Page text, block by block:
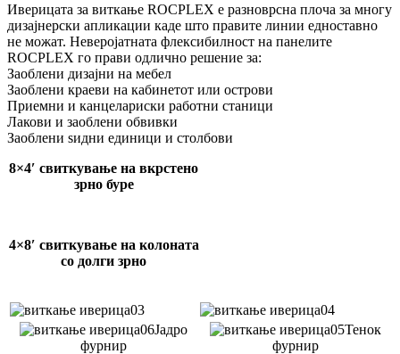
Иверицата за виткање ROCPLEX е разноврсна плоча за многу
дизајнерски апликации каде што правите линии едноставно
не можат. Неверојатната флексибилност на панелите
ROCPLEX го прави одлично решение за:
Заоблени дизајни на мебел
Заоблени краеви на кабинетот или острови
Приемни и канцелариски работни станици
Лакови и заоблени обвивки
Заоблени ѕидни единици и столбови
8×4′ свиткување на вкрстено
зрно буре
4×8′ свиткување на колоната
со долги зрно
Јадро
фурнир
Тенок
фурнир